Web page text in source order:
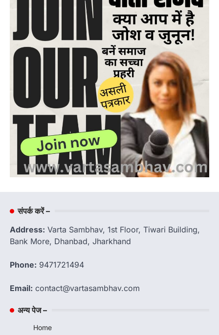
संपर्क करें –
Address: Varta Sambhav, 1st Floor, Tiwari Building,
Bank More, Dhanbad, Jharkhand
Phone: 9471721494
Email: contact@vartasambhav.com
अन्य पेज –
Home